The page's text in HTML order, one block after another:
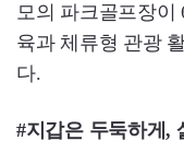
모의 파크골프장이
육과 체류형 관광
다.
#지갑은 두둑하게,